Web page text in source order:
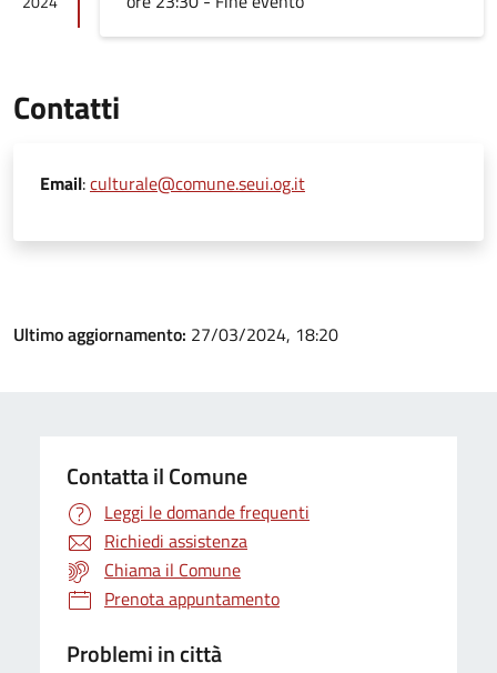
Contatti
Email:culturale@comune.seui.og.it
Ultimo aggiornamento: 27/03/2024, 18:20
Contatta il Comune
Leggi le domande frequenti
Richiedi assistenza
Chiama il Comune
Prenota appuntamento
Problemi in città